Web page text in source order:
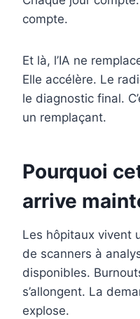
compte.
Et là, l’IA ne
Elle accélère. Le
le diagnostic final.
un remplaçant.
Pourquoi
arrive
Les hôpitaux vivent
de scanners à
disponibles.
s’allongent. La
explose.